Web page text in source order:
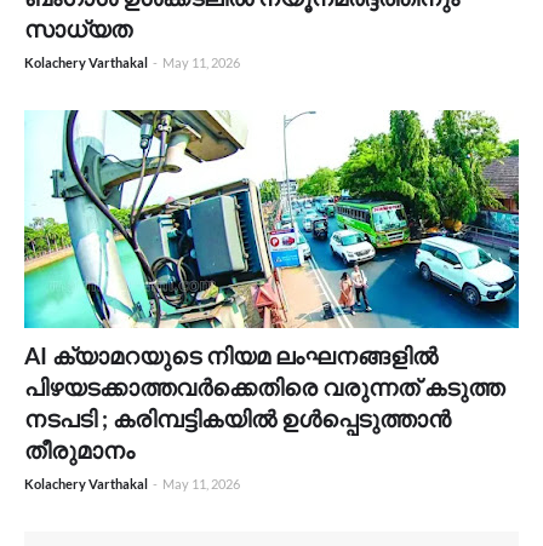
സാധ്യത
Kolachery Varthakal - May 11, 2026
AI ക്യാമറയുടെ നിയമ ലംഘനങ്ങളിൽ
പിഴയടക്കാത്തവർക്കെതിരെ വരുന്നത് കടുത്ത
നടപടി ; കരിമ്പട്ടികയിൽ ഉൾപ്പെടുത്താൻ
തീരുമാനം
Kolachery Varthakal - May 11, 2026